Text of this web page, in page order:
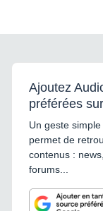
Ajoutez
préférées
Un geste
permet de
contenus :
forums...